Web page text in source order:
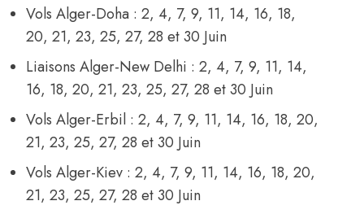
Vols Alger-Doha : 2, 4, 7, 9, 11, 14, 16, 18,
20, 21, 23, 25, 27, 28 et 30 Juin
Liaisons Alger-New Delhi : 2, 4, 7, 9, 11, 14,
16, 18, 20, 21, 23, 25, 27, 28 et 30 Juin
Vols Alger-Erbil : 2, 4, 7, 9, 11, 14, 16, 18, 20,
21, 23, 25, 27, 28 et 30 Juin
Vols Alger-Kiev : 2, 4, 7, 9, 11, 14, 16, 18, 20,
21, 23, 25, 27, 28 et 30 Juin